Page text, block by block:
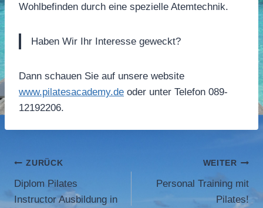
Wohlbefinden durch eine spezielle Atemtechnik.
Haben Wir Ihr Interesse geweckt?
Dann schauen Sie auf unsere website
www.pilatesacademy.de oder unter Telefon 089-
12192206.
Beitragsnavigation
ZURÜCK
Diplom Pilates
Instructor Ausbildung in
WEITER
Personal Training mit
Pilates!